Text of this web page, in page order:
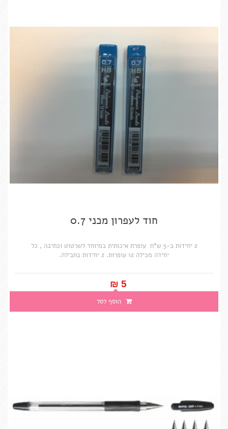
חוד לעפרון מכני 0.7
2 יחידות ב-5 ש"ח עופרת איכותית במיוחד לשרטוט וכתיבה , כל
יחידה מכילה 12 עופרות. 2 יחידות בחבילה.
5 ₪‎
הוסף לסל